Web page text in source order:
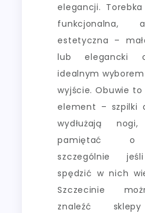
elegancji.
funkcjonalna,
estetyczna –
lub elegancki
idealnym
wyjście. Obuwie to
element – szpilki
wydłużają
pamiętać o
szczególnie
spędzić w nich
Szczecinie
znaleźć